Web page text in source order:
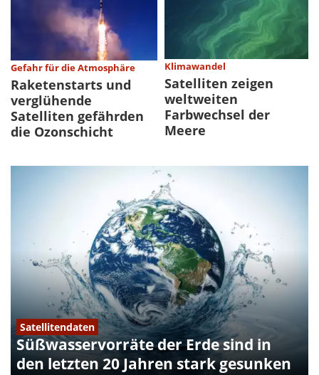
Gefahr für die Atmosphäre
Raketenstarts und
verglühende
Satelliten gefährden
die Ozonschicht
Klimawandel
Satelliten zeigen
weltweiten
Farbwechsel der
Meere
Satellitendaten
Süßwasservorräte der Erde sind in
den letzten 20 Jahren stark gesunken